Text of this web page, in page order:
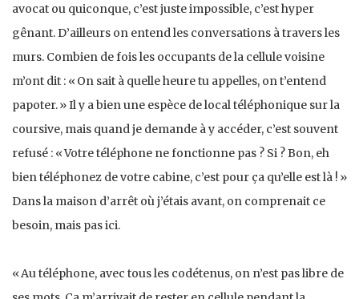
avocat ou quiconque, c’est juste impossible, c’est hyper
gênant. D’ailleurs on entend les conversations à travers les
murs. Combien de fois les occupants de la cellule voisine
m’ont dit : « On sait à quelle heure tu appelles, on t’entend
papoter. » Il y a bien une espèce de local téléphonique sur la
coursive, mais quand je demande à y accéder, c’est souvent
refusé : « Votre téléphone ne fonctionne pas ? Si ? Bon, eh
bien téléphonez de votre cabine, c’est pour ça qu’elle est là ! »
Dans la maison d’arrêt où j’étais avant, on comprenait ce
besoin, mais pas ici.
« Au téléphone, avec tous les codétenus, on n’est pas libre de